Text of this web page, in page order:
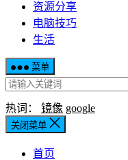
资源分享
电脑技巧
生活
菜单
热词： 镜像 google
关闭菜单
首页